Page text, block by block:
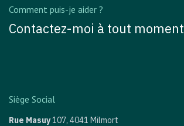
Comment puis-je aider ?
Contactez-moi à tout moment
Siège Social
Rue Masuy107, 4041 Milmort